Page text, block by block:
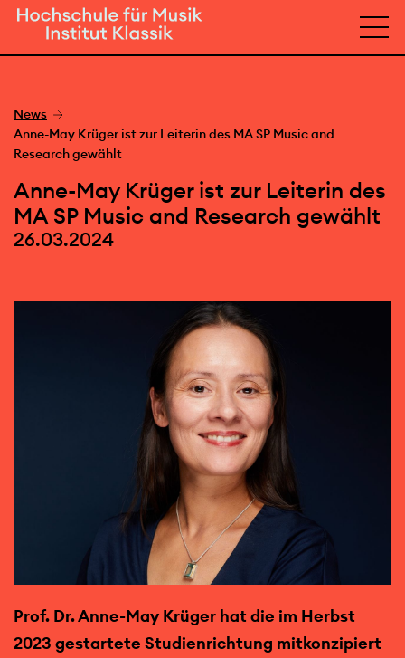
News
Anne-May Krüger ist zur Leiterin des MA SP Music and
Research gewählt
Anne-May Krüger ist zur Leiterin des
MA SP Music and Research gewählt
26.03.2024
Prof. Dr. Anne-May Krüger hat die im Herbst
2023 gestartete Studienrichtung mitkonzipiert